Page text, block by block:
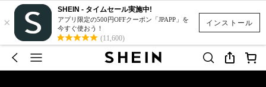
インストール
×
SHEIN - タイムセール実施中!
アプリ限定の500円OFFクーポン「JPAPP」を
今すぐ使おう！
(11,600)